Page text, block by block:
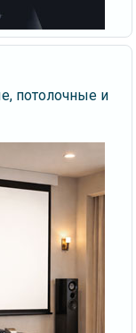
потолочные и